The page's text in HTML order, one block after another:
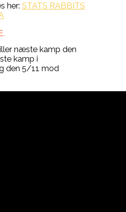
her: STATS RABBITS
næste kamp den
kamp i
den 5/11 mod